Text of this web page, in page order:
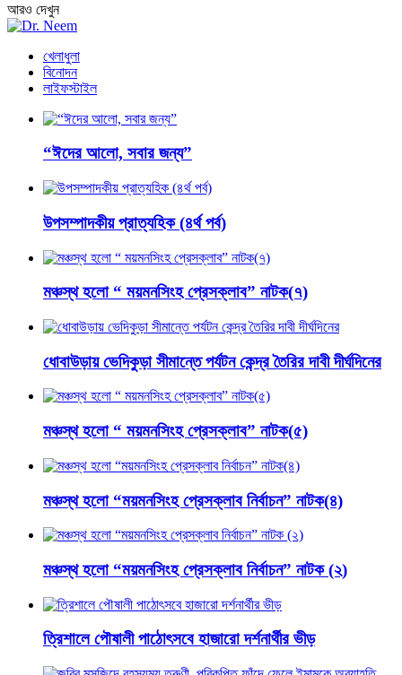
আরও দেখুন
খেলাধুলা
বিনোদন
লাইফস্টাইল
“ঈদের আলো, সবার জন্য”
উপসম্পাদকীয় প্রাত্যহিক (৪র্থ পর্ব)
মঞ্চস্থ হলো “ ময়মনসিংহ প্রেসক্লাব” নাটক(৭)
ধোবাউড়ায় ভেদিকুড়া সীমান্তে পর্যটন কেন্দ্র তৈরির দাবী দীর্ঘদিনের
মঞ্চস্থ হলো “ ময়মনসিংহ প্রেসক্লাব” নাটক(৫)
মঞ্চস্থ হলো “ময়মনসিংহ প্রেসক্লাব নির্বাচন” নাটক(৪)
মঞ্চস্থ হলো “ময়মনসিংহ প্রেসক্লাব নির্বাচন” নাটক (২)
ত্রিশালে পৌষালী পাঠোৎসবে হাজারো দর্শনার্থীর ভীড়